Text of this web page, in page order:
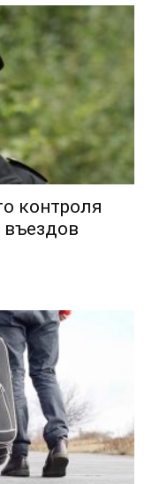
контроля